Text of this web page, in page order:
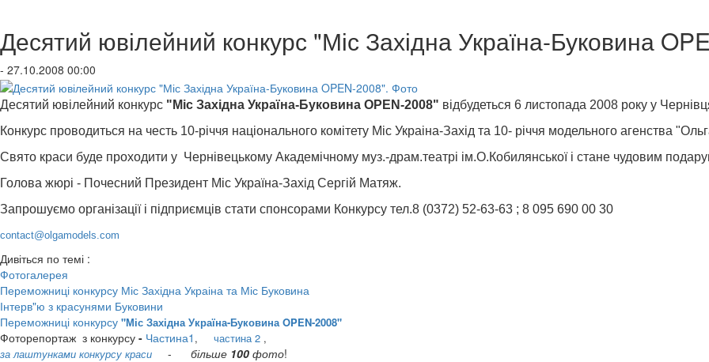
Десятий ювілейний конкурс "Міс Західна Україна-Буковина
- 27.10.2008 00:00
Десятий ювілейний конкурс "Міс Західна Україна-Буковина OPEN-2008" відбудеться 6 листопада 2008 року у
Конкурс проводиться на честь 10-річчя національного комітету Міс Украіна-Захід та 10- річчя модельного агенства
Свято краси буде проходити у Чернівецькому Академічному муз.-драм.театрі ім.О.Кобилянської і стане чудовим
Голова жюрі - Почесний Президент Міс Україна-Захід Сергій Матяж.
Запрошуємо організації і підприємців стати спонсорами Конкурсу тел.8 (0372) 52-63-63 ; 8 095 690 00 30
contact@olgamodels.com
Дивіться по темі :
Фотогалерея
Переможниці конкурсу Міс Західна Украіна та Міс Буковина
Інтерв"ю з красунями Буковини
Переможниці конкурсу "Міс Західна Україна-Буковина OPEN-2008"
Фоторепортаж з конкурсу - Частина1 , частина 2 ,
за лаштунками конкурсу краси - більше 100 фото!